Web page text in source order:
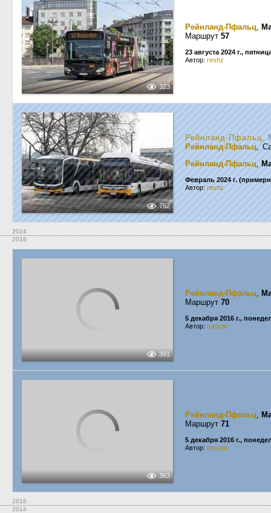
323
Рейнланд-Пфальц,
Маршрут 57
23 августа 2024 г.,
Автор: reshz
752
Рейнланд-Пфальц,
Рейнланд-Пфальц,
Рейнланд-Пфальц,
Февраль 2024 г.
Автор: reshz
2024
2016
391
Рейнланд-Пфальц,
Маршрут 70
5 декабря 2016 г.,
Автор: пассат
363
Рейнланд-Пфальц,
Маршрут 71
5 декабря 2016 г.,
Автор: пассат
2016
2014